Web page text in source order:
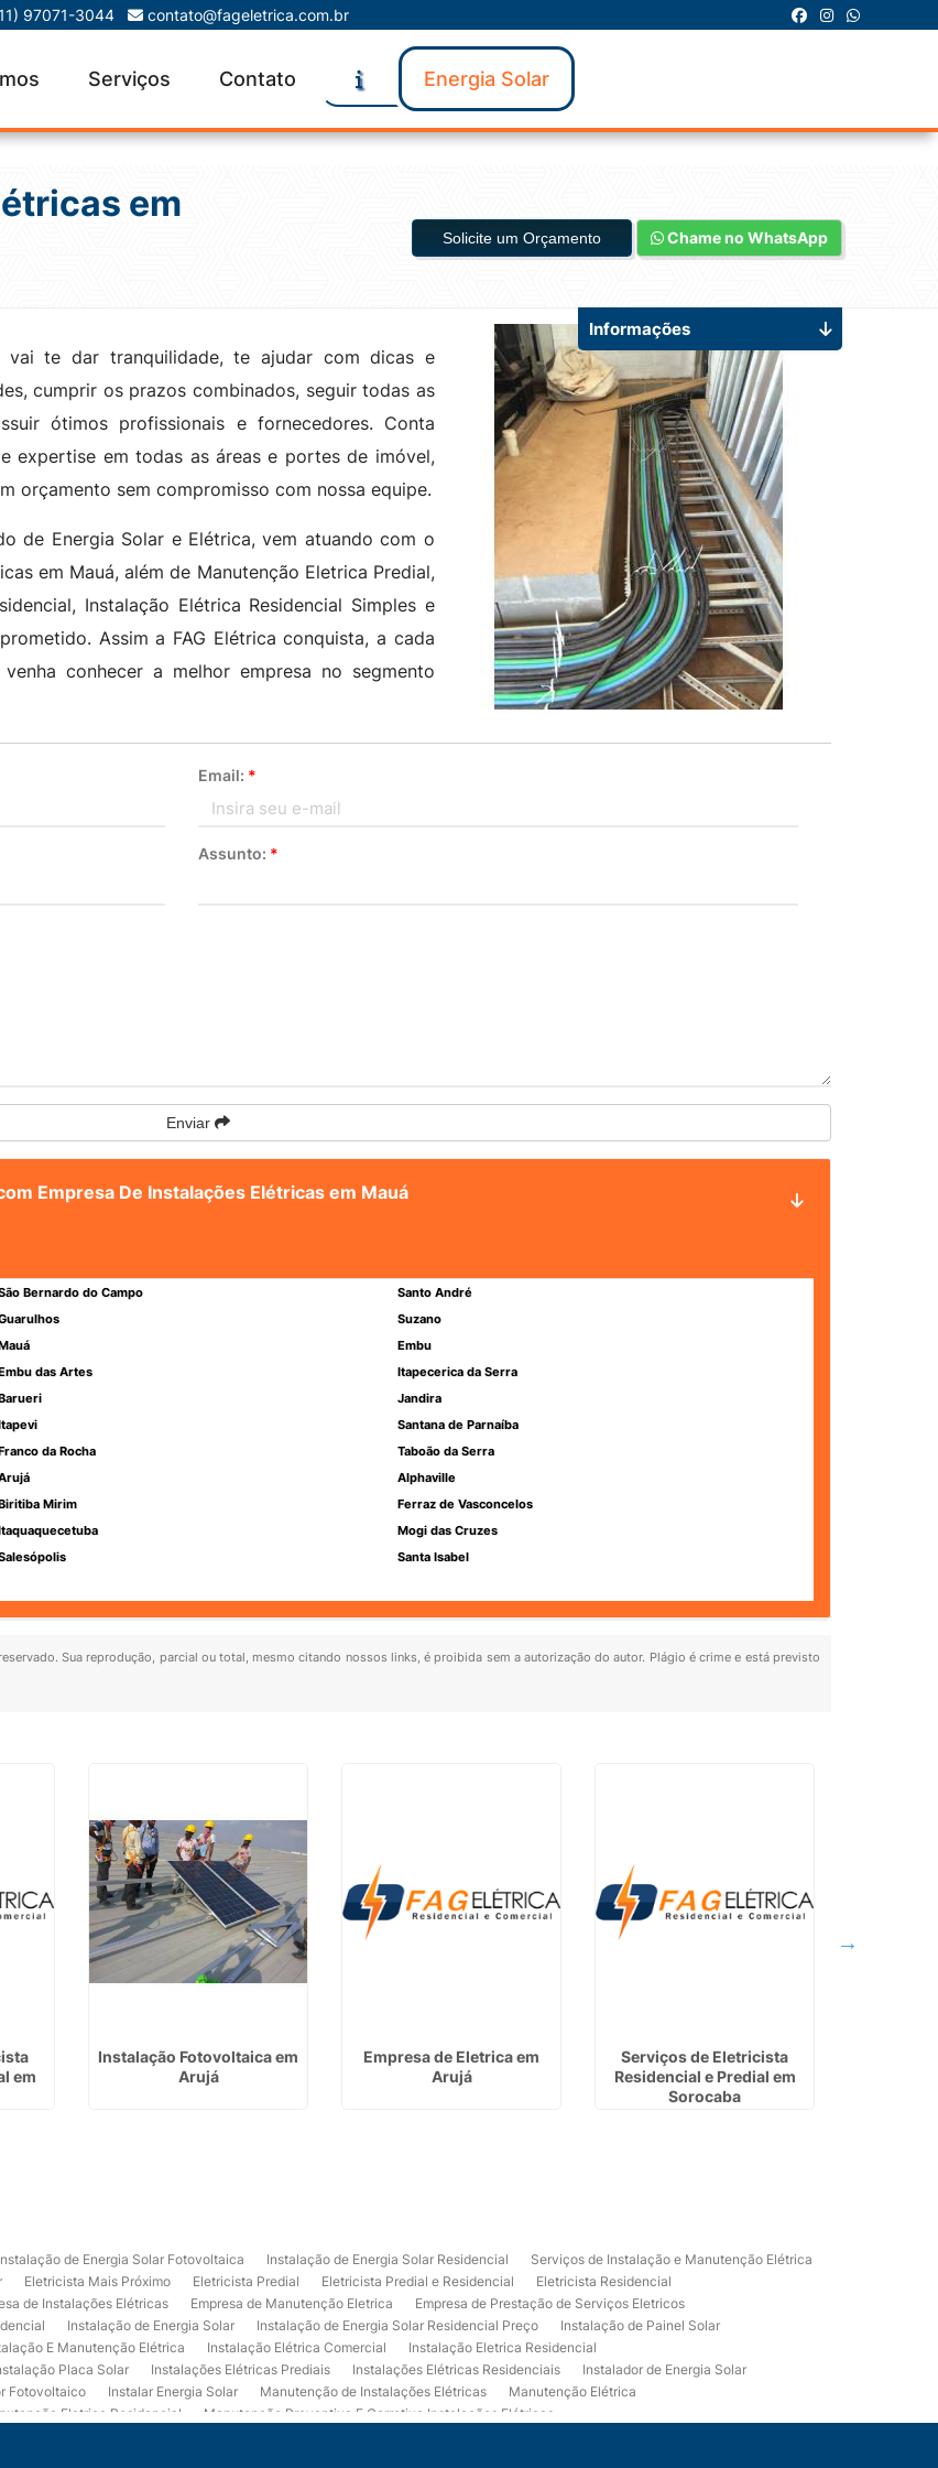
97071-3044 contato@fageletrica.com.br
Serviços Contato Energia Solar
em
Solicite um Orçamento Chame no WhatsApp
vai te dar tranquilidade, te ajudar com dicas e
cumprir os prazos combinados, seguir todas as
ótimos profissionais e fornecedores. Conta
expertise em todas as áreas e portes de imóvel,
orçamento sem compromisso com nossa equipe.
de Energia Solar e Elétrica, vem atuando com o
em Mauá, além de Manutenção Eletrica Predial,
Instalação Elétrica Residencial Simples e
Assim a FAG Elétrica conquista, a cada
conhecer a melhor empresa no segmento
Email: *
Assunto: *
Enviar
Empresa De Instalações Elétricas em Mauá
Bernardo do Campo
Santo André
Suzano
Embu
das Artes
Itapecerica da Serra
Jandira
Santana de Parnaíba
da Rocha
Taboão da Serra
Alphaville
Mirim
Ferraz de Vasconcelos
Mogi das Cruzes
Santa Isabel
Sua reprodução, parcial ou total, mesmo citando nossos links, é proibida sem a autorização do autor. Plágio é crime e está previsto
Informações
em
Instalação Fotovoltaica em
Arujá
Empresa de Eletrica em
Arujá
Serviços de Eletricista
Residencial e Predial em
Sorocaba
de Energia Solar Fotovoltaica Instalação de Energia Solar Residencial
Serviços de Instalação e Manutenção Elétrica
Eletricista Mais Próximo Eletricista Predial Eletricista Predial e Residencial
Eletricista Residencial
de Instalações Elétricas Empresa de Manutenção Eletrica
Empresa de Prestação de Serviços Eletricos
Instalação de Energia Solar Instalação de Energia Solar Residencial Preço
Instalação de Painel Solar
E Manutenção Elétrica Instalação Elétrica Comercial
Instalação Eletrica Residencial
Placa Solar Instalações Elétricas Prediais Instalações Elétricas Residenciais
Instalador de Energia Solar
Fotovoltaico Instalar Energia Solar Manutenção de Instalações Elétricas
Manutenção Elétrica
Eletrica Residencial
Manutenção Preventiva E Corretiva Instalações Elétricas